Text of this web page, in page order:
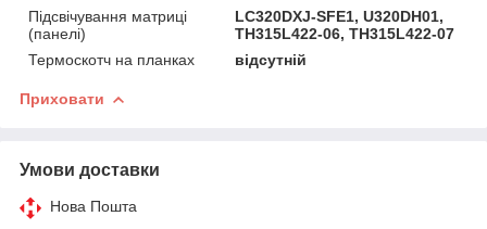
Підсвічування матриці
(панелі)
LC320DXJ-SFE1, U320DH01,
TH315L422-06, TH315L422-07
Термоскотч на планках
відсутній
Приховати
Умови доставки
Нова Пошта